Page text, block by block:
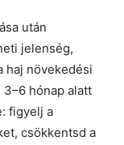
után
jelenség,
haj növekedési
hónap alatt
figyelj a
csökkentsd a